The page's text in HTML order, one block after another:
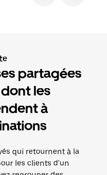
partagées
les
à
qui retournent à la
les clients d'un